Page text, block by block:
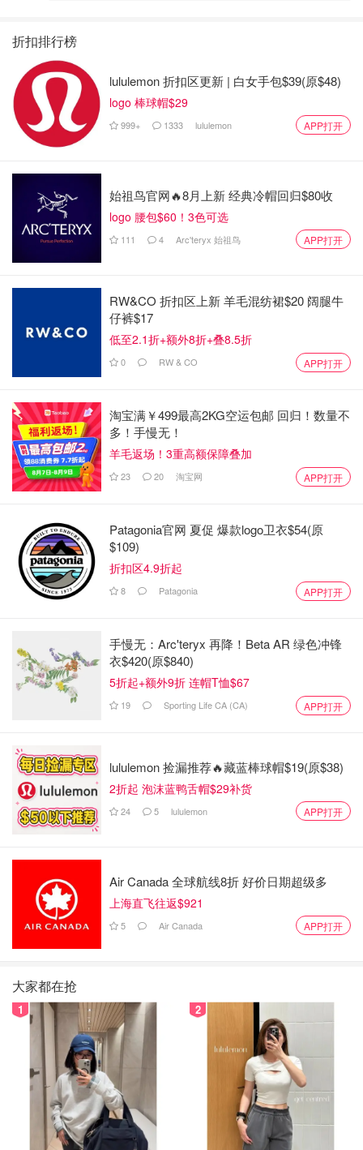
折扣排行榜
lululemon 折扣区更新 | 白女手包$39(原$48)
logo 棒球帽$29
999+ 1333 lululemon APP打开
始祖鸟官网🔥8月上新 经典冷帽回归$80收
logo 腰包$60！3色可选
111 4 Arc'teryx 始祖鸟 APP打开
RW&CO 折扣区上新 羊毛混纺裙$20 阔腿牛
仔裤$17
低至2.1折+额外8折+叠8.5折
0 RW & CO APP打开
淘宝满￥499最高2KG空运包邮 回归！数量不
多！手慢无！
羊毛返场！3重高额保障叠加
23 20 淘宝网 APP打开
Patagonia官网 夏促 爆款logo卫衣$54(原
$109)
折扣区4.9折起
8 Patagonia APP打开
手慢无：Arc'teryx 再降！Beta AR 绿色冲锋
衣$420(原$840)
5折起+额外9折 连帽T恤$67
19 Sporting Life CA (CA) APP打开
lululemon 捡漏推荐🔥藏蓝棒球帽$19(原$38)
2折起 泡沫蓝鸭舌帽$29补货
24 5 lululemon APP打开
Air Canada 全球航线8折 好价日期超级多
上海直飞往返$921
5 Air Canada APP打开
大家都在抢
1 2